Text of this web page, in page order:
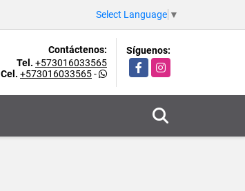
Select Language ▼
Contáctenos:
Tel. +573016033565
Cel. +573016033565-
Síguenos:
FacebookInstagram